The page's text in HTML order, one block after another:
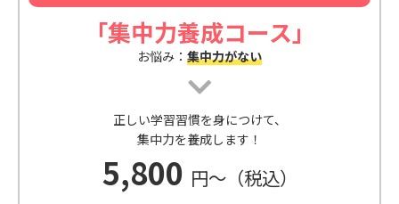
「集中力養成コース」
お悩み： 集中力がない
正しい学習習慣を身につけて、
集中力を養成します！
5,800 円～（税込）